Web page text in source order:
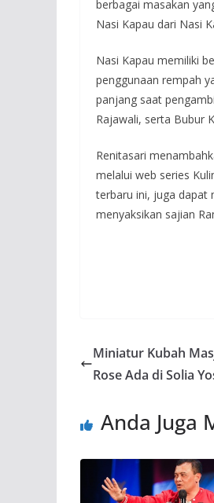
berbagai masakan
Nasi Kapau dari Nasi
Nasi Kapau memiliki
penggunaan rempah
panjang saat
Rajawali, serta Bubur
Renitasari
melalui web series
terbaru ini, juga dapat
menyaksikan sajian
Miniatur Kubah
Rose Ada di Solia
Anda Juga